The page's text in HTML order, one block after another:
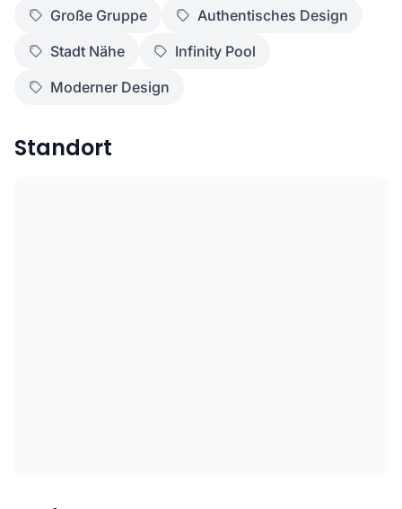
Große Gruppe
Authentisches Design
Stadt Nähe
Infinity Pool
Moderner Design
Standort